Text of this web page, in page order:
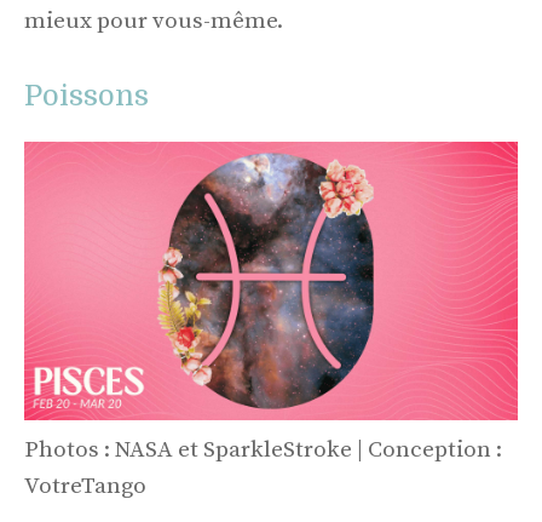
mieux pour vous-même.
Poissons
Photos : NASA et SparkleStroke | Conception :
VotreTango